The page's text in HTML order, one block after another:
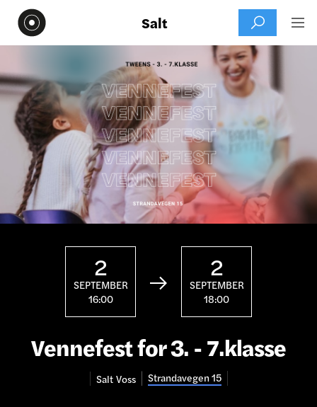
Salt  
2
SEPTEMBER
16:00

2
SEPTEMBER
18:00
Vennefest for 3. - 7.klasse
Salt Voss Strandavegen 15